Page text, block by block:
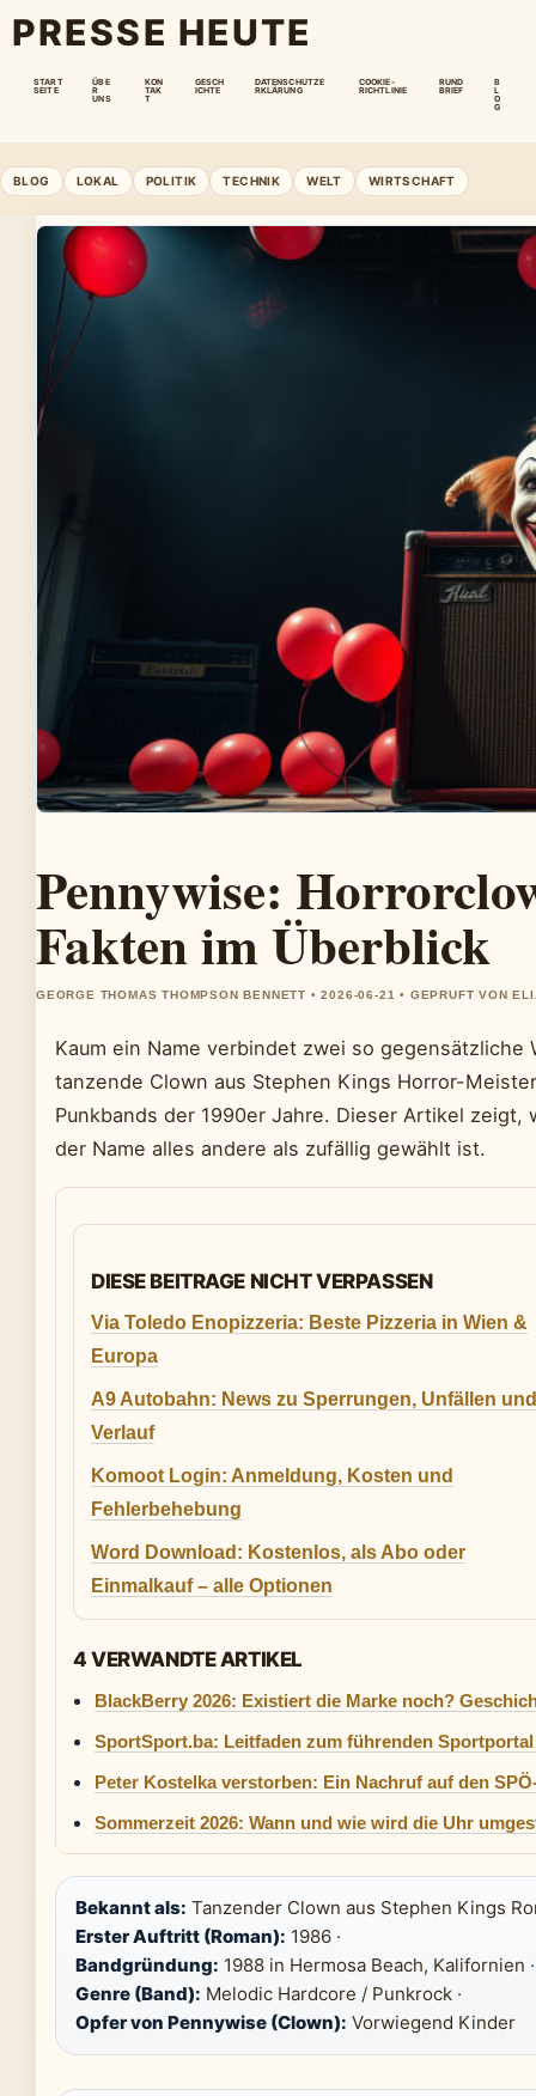
PRESSE HEUTE
START
SEITE
ÜBE
R
UNS
KON
TAK
T
GESCH
ICHTE
DATENSCHUTZE
RKLÄRUNG
COOKIE-
RICHTLINIE
RUND
BRIEF
B
L
O
G
BLOG LOKAL POLITIK TECHNIK WELT WIRTSCHAFT
Pennywise:
Fakten im Überblick
GEORGE THOMAS THOMPSON BENNETT • 2026-06-21 • GEPRUFT VON
Kaum ein Name verbindet zwei so
tanzende Clown aus Stephen Kings Horror-
Punkbands der 1990er Jahre. Dieser Artikel
der Name alles andere als zufällig gewählt ist.
DIESE BEITRAGE NICHT VERPASSEN
Via Toledo Enopizzeria: Beste Pizzeria in Wien &
Europa
A9 Autobahn: News zu Sperrungen, Unfällen und
Verlauf
Komoot Login: Anmeldung, Kosten und
Fehlerbehebung
Word Download: Kostenlos, als Abo oder
Einmalkauf – alle Optionen
4 VERWANDTE ARTIKEL
BlackBerry 2026: Existiert die Marke noch?
SportSport.ba: Leitfaden zum führenden
Peter Kostelka verstorben: Ein Nachruf auf den
Sommerzeit 2026: Wann und wie wird die Uhr
Bekannt als: Tanzender Clown aus Stephen Kings
Erster Auftritt (Roman): 1986 ·
Bandgründung: 1988 in Hermosa Beach, Kalifornien ·
Genre (Band): Melodic Hardcore / Punkrock ·
Opfer von Pennywise (Clown): Vorwiegend Kinder